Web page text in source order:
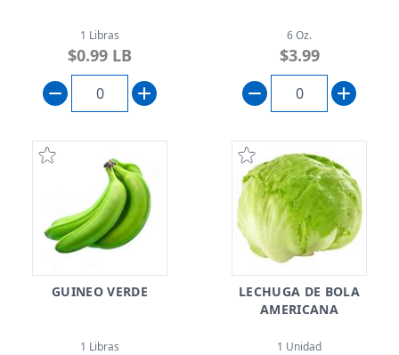
1 Libras
$0.99 LB
6 Oz.
$3.99
GUINEO VERDE
1 Libras
LECHUGA DE BOLA
AMERICANA
1 Unidad